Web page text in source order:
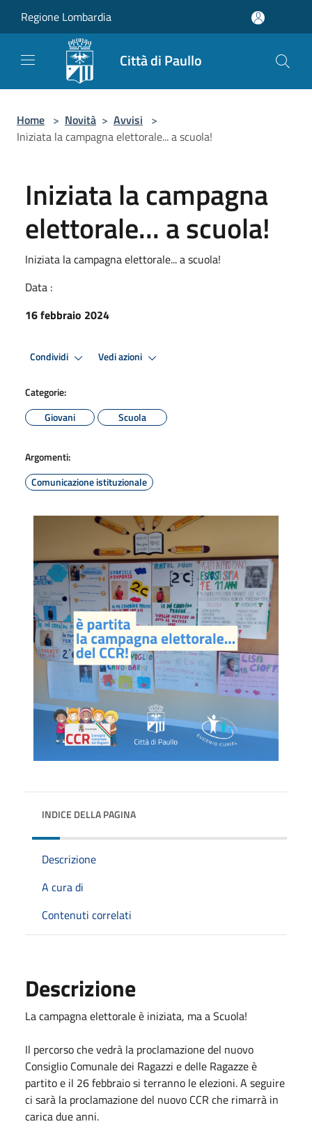
Regione Lombardia
Città di Paullo
Home > Novità > Avvisi >
Iniziata la campagna elettorale... a scuola!
Iniziata la campagna
elettorale... a scuola!
Iniziata la campagna elettorale... a scuola!
Data :
16 febbraio 2024
Condividi Vedi azioni
Categorie:
Giovani
Scuola
Argomenti:
Comunicazione istituzionale
INDICE DELLA PAGINA
Descrizione
A cura di
Contenuti correlati
Descrizione
La campagna elettorale è iniziata, ma a Scuola!
Il percorso che vedrà la proclamazione del nuovo
Consiglio Comunale dei Ragazzi e delle Ragazze è
partito e il 26 febbraio si terranno le elezioni. A seguire
ci sarà la proclamazione del nuovo CCR che rimarrà in
carica due anni.